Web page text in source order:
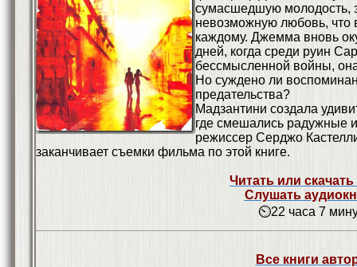
сумасшедшую молодость,
невозможную любовь, что
каждому. Джемма вновь
дней, когда среди руин
бессмысленной войны,
Но суждено ли
предательства?
Мадзантини создала
где смешались радужные
режиссер Серджо
заканчивает съемки фильма по этой книге.
Читать или скачать
Слушать
⏲22 часа 7
Все книги